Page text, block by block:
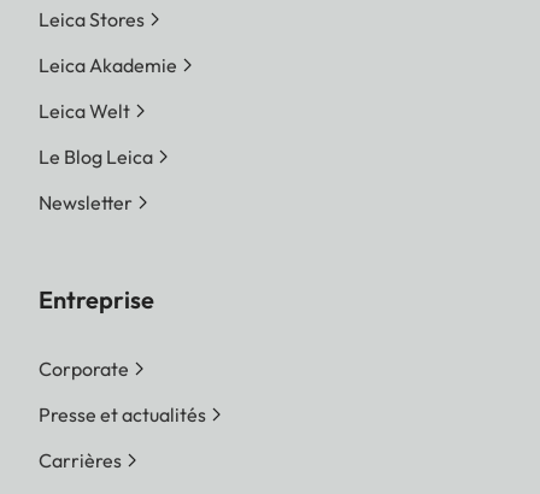
Leica Stores
Leica Akademie
Leica Welt
Le Blog Leica
Newsletter
Entreprise
Corporate
Presse et actualités
Carrières